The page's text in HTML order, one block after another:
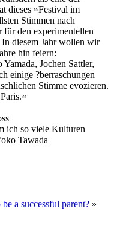
dieses »Festival im
Stimmen nach
für den experimentellen
diesem Jahr wollen wir
hin feiern:
Jochen Sattler,
einige ?berraschungen
Stimme evozieren.
ich so viele Kulturen
Tawada
a successful parent? »